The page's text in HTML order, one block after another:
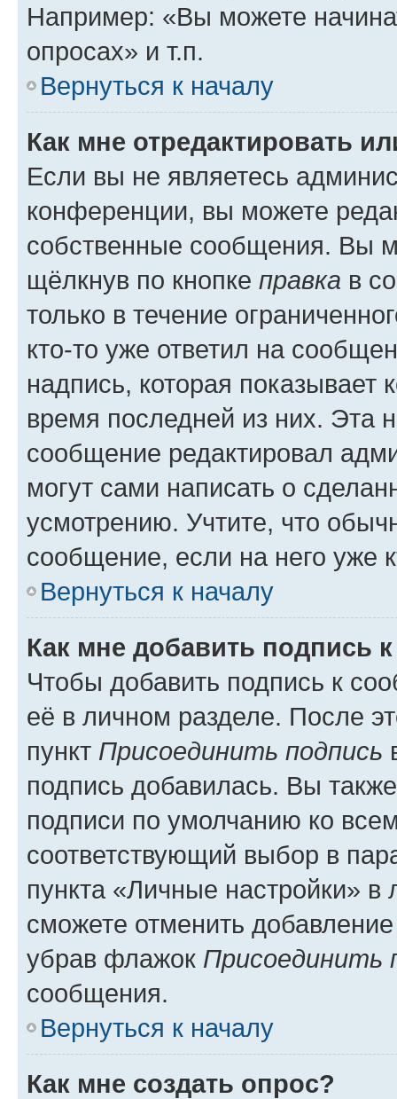
Например: «Вы можете
опросах» и т.п.
Вернуться к началу
Как мне отредактировать
Если вы не являетесь
конференции, вы можете
собственные сообщения. Вы
щёлкнув по кнопке правка в
только в течение
кто-то уже ответил на
надпись, которая показывает
время последней из них. Эта
сообщение редактировал
могут сами написать о
усмотрению. Учтите, что
сообщение, если на него уже
Вернуться к началу
Как мне добавить подпись
Чтобы добавить подпись к
её в личном разделе. После
пункт Присоединить подпись
подпись добавилась. Вы
подписи по умолчанию ко
соответствующий выбор в
пункта «Личные настройки»
сможете отменить
убрав флажок Присоединить
сообщения.
Вернуться к началу
Как мне создать опрос?